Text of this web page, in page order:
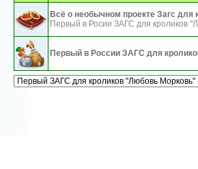
Всё о необычном проекте Загс
Первый в Росии ЗАГС для
Первый в России ЗАГС для